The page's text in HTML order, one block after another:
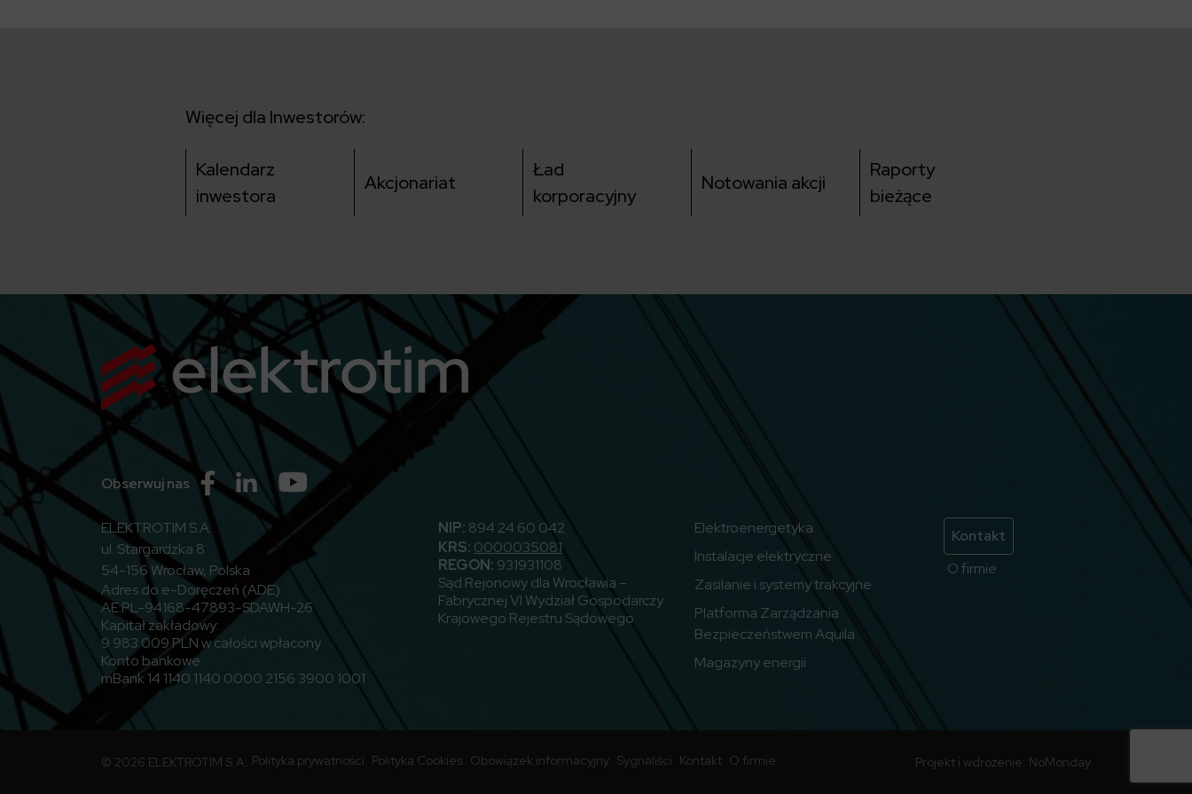
Więcej dla Inwestorów:
Kalendarz
inwestora
Akcjonariat
Ład
korporacyjny
Notowania akcji
Raporty
bieżące
Obserwuj nas Przejdź do Facebook
Przejdź do LinkedinPrzejdź do Youtube
ELEKTROTIM S.A.
ul. Stargardzka 8
54-156 Wrocław, Polska
Adres do e-Doręczeń (ADE)
AE:PL-94168-47893-SDAWH-26
Kapitał zakładowy:
9 983 009 PLN w całości wpłacony
Konto bankowe:
mBank 14 1140 1140 0000 2156 3900 1001
NIP: 894 24 60 042
KRS: 0000035081
REGON: 931931108
Sąd Rejonowy dla Wrocławia –
Fabrycznej VI Wydział Gospodarczy
Krajowego Rejestru Sądowego
Elektroenergetyka
Instalacje elektryczne
Zasilanie i systemy trakcyjne
Platforma Zarządzania
Bezpieczeństwem Aquila
Magazyny energii
Kontakt
O firmie
Polityka prywatności Polityka Cookies Obowiązek informacyjny Sygnaliści Kontakt O firmie
© 2026 ELEKTROTIM S.A. Projekt i wdrożenie: NoMonday